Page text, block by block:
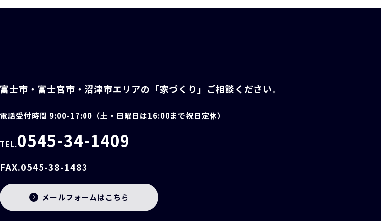
富士市・富士宮市・沼津市エリアの「家づくり」ご相談ください。
電話受付時間 9:00-17:00（土・日曜日は16:00まで祝日定休）
TEL.0545-34-1409
FAX.0545-38-1483
メールフォームはこちら